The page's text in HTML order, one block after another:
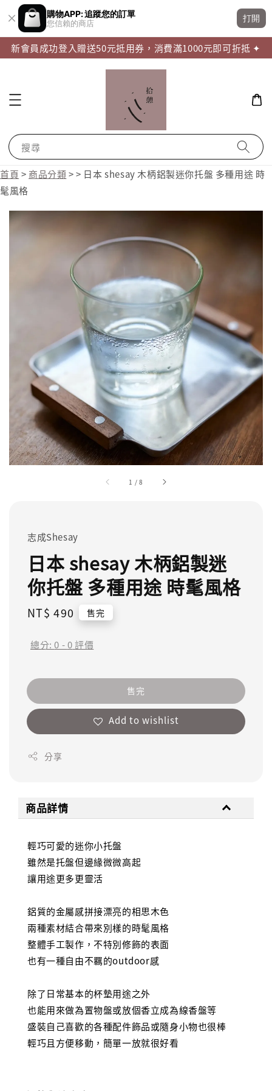
購物APP: 追蹤您的訂單
您信賴的商店
打開
新會員成功登入贈送50元抵用券，消費滿1000元即可折抵 ✦
搜尋
首頁 > 商品分類>> 日本 shesay 木柄鋁製迷你托盤 多種用途 時
髦風格
1 /8
志成Shesay
日本 shesay 木柄鋁製迷
你托盤 多種用途 時髦風格
Regular
NT$ 490 售完
總分:0 -0評價
售完
Add to wishlist
分享
商品詳情
輕巧可愛的迷你小托盤
雖然是托盤但邊緣微微高起
讓用途更多更靈活
鋁質的金屬感拼接漂亮的相思木色
兩種素材結合帶來別樣的時髦風格
整體手工製作，不特別修飾的表面
也有一種自由不羈的outdoor感
除了日常基本的杯墊用途之外
也能用來做為置物盤或放個香立成為線香盤等
盛裝自己喜歡的各種配件飾品或隨身小物也很棒
輕巧且方便移動，簡單一放就很好看